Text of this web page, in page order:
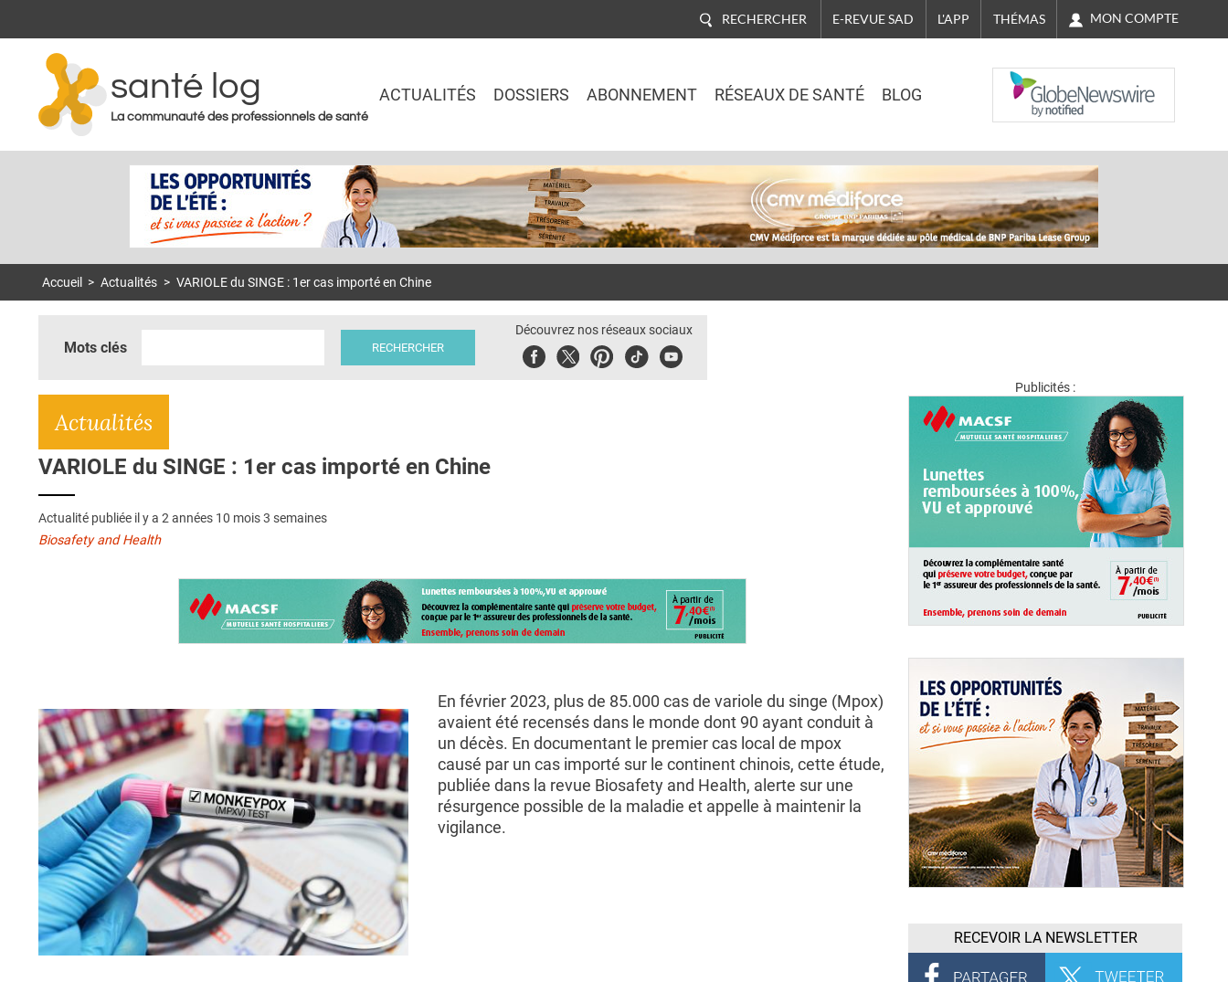
RECHERCHER E-REVUE SAD L'APP THÉMAS MON COMPTE
santé log
La communauté des professionnels de santé
ACTUALITÉS DOSSIERS ABONNEMENT RÉSEAUX DE SANTÉ BLOG
NASDAQ
Accueil > Actualités > VARIOLE du SINGE : 1er cas importé en Chine
Mots clés
Découvrez nos réseaux sociaux
FacebookTwitterPinterest
TiktokYoubute
Actualités
VARIOLE du SINGE : 1er cas importé en Chine
Actualité publiée il y a 2 années 10 mois 3 semaines
Biosafety and Health
En février 2023, plus de 85.000 cas de variole du singe (Mpox)
avaient été recensés dans le monde dont 90 ayant conduit à
un décès. En documentant le premier cas local de mpox
causé par un cas importé sur le continent chinois, cette étude,
publiée dans la revue Biosafety and Health, alerte sur une
résurgence possible de la maladie et appelle à maintenir la
vigilance.
Publicités :
RECEVOIR LA NEWSLETTER